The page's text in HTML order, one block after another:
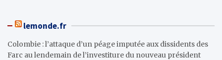
lemonde.fr
Colombie : l’attaque d’un péage imputée aux dissidents des
Farc au lendemain de l’investiture du nouveau président